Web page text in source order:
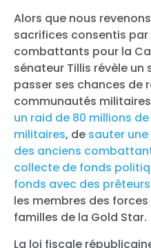
Alors que nous
sacrifices consentis par
combattants pour la
sénateur Tillis révèle
passer ses chances de
communautés
un raid de 80 millions
militaires, de sauter
des anciens
collecte de fonds
fonds avec des
les membres des
familles de la Gold Star.
La loi fiscale